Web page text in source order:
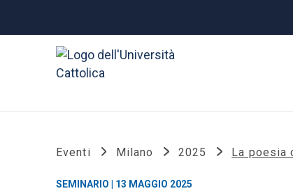
Eventi Milano 2025 La poesia
SEMINARIO | 13 MAGGIO 2025